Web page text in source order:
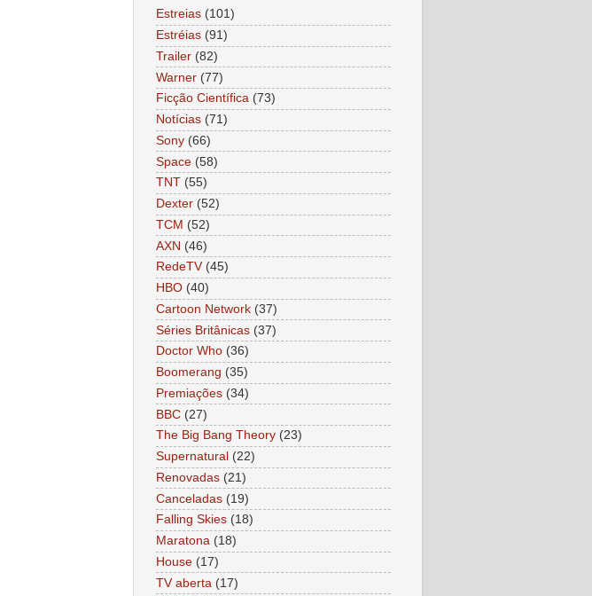
Estreias (101)
Estréias (91)
Trailer (82)
Warner (77)
Ficção Científica (73)
Notícias (71)
Sony (66)
Space (58)
TNT (55)
Dexter (52)
TCM (52)
AXN (46)
RedeTV (45)
HBO (40)
Cartoon Network (37)
Séries Britânicas (37)
Doctor Who (36)
Boomerang (35)
Premiações (34)
BBC (27)
The Big Bang Theory (23)
Supernatural (22)
Renovadas (21)
Canceladas (19)
Falling Skies (18)
Maratona (18)
House (17)
TV aberta (17)